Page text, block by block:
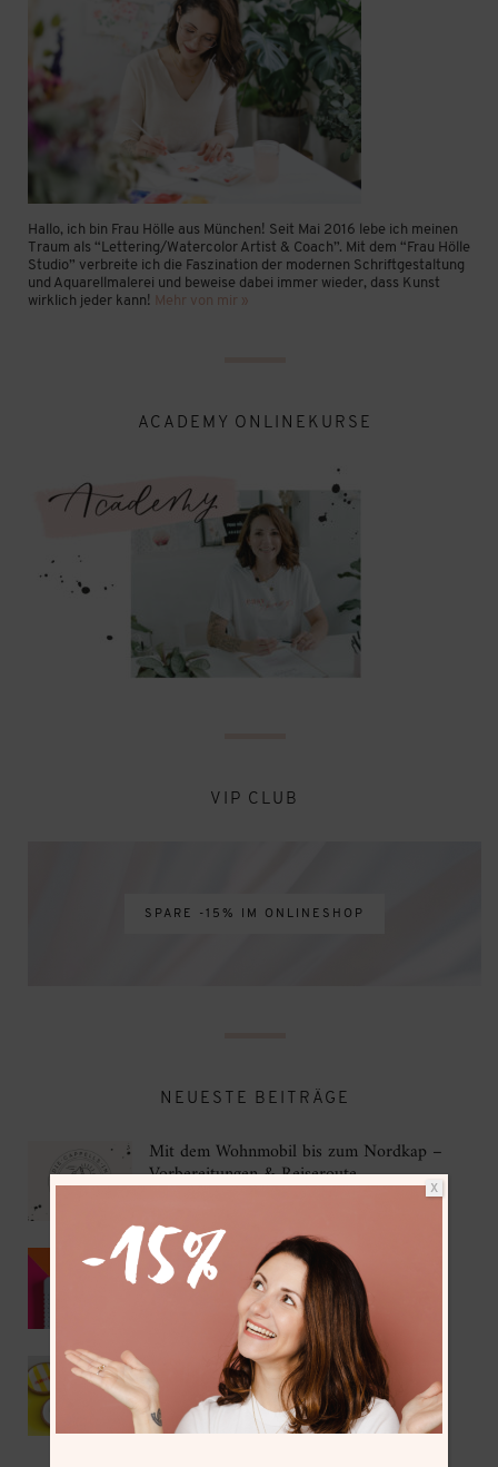
Hallo, ich bin Frau Hölle aus München! Seit Mai 2016 lebe ich meinen
Traum als “Lettering/Watercolor Artist & Coach”. Mit dem “Frau Hölle
Studio” verbreite ich die Faszination der modernen Schriftgestaltung
und Aquarellmalerei und beweise dabei immer wieder, dass Kunst
wirklich jeder kann! Mehr von mir »
ACADEMY ONLINEKURSE
VIP CLUB
SPARE -15% IM ONLINESHOP
NEUESTE BEITRÄGE
Mit dem Wohnmobil bis zum Nordkap –
Vorbereitungen & Reiseroute
Kumihimo als DIY Sommer-Trend 2026
IKEA Hack – DIY Korkuntersetzer mit
Gießpulver
X